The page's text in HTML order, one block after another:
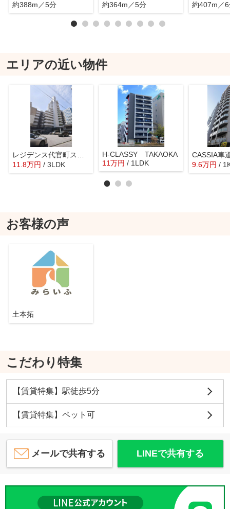
約388m／5分
約364m／5分
約407m／
エリアの近い物件
11.8万円 / 3LDK
H-CLASSY TAKAOKA
11万円 / 1LDK
CASSIA車
9.6万円 /
お客様の声
土本拓
こだわり特集
【賃貸特集】駅徒歩5分
【賃貸特集】ペット可
メールで共有する LINEで共有する